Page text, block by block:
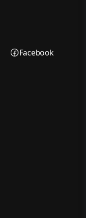
Facebook